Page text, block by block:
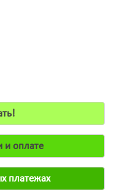
и оплате
платежах